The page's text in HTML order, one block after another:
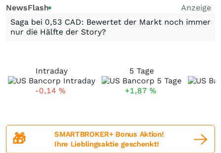
NewsFlash
Anzeige
Saga bei 0,53 CAD: Bewertet der Markt noch immer
nur die Hälfte der Story?
Intraday
-0,14 %
5 Tage
+1,87 %
🎁
SMARTBROKER+ Bonus Aktion!
Ihre Lieblingsaktie geschenkt!